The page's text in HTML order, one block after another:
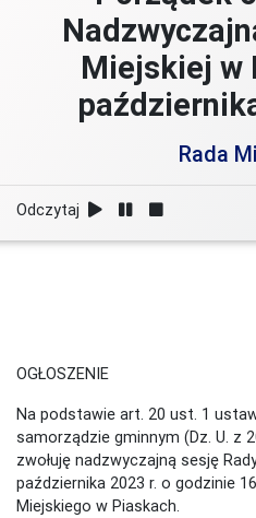
Miejskiej w
Rada
Odczytaj
OGŁOSZENIE
Na podstawie art. 20 ust. 1
samorządzie gminnym (Dz. U. z
zwołuję nadzwyczajną sesję
października 2023 r. o godzinie
Miejskiego w Piaskach.